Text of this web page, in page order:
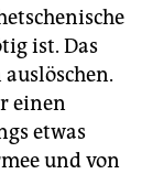
ist. Das
einen
etwas
und von